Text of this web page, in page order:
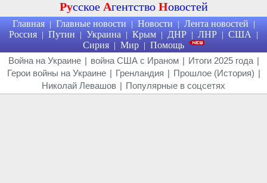
Русское Агентство Новостей
Главная | Главные новости | Новости | Лента новостей |
Россия | Путин | Украина | Крым | ДНР | ЛНР | США |
Сирия | Мир | Помощь
Война на Украине | война США с Ираном | Итоги 2025 года |
Герои войны на Украине | Гренландия | Прошлое (История) |
Николай Левашов | Популярные в соцсетях